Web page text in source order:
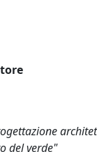
del verde"